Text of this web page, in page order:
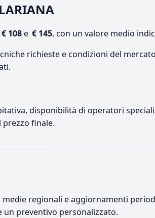
€ 108e € 145, con un valore medio
richieste e condizioni del
disponibilità di operatori
finale.
regionali e aggiornamenti
preventivo personalizzato.